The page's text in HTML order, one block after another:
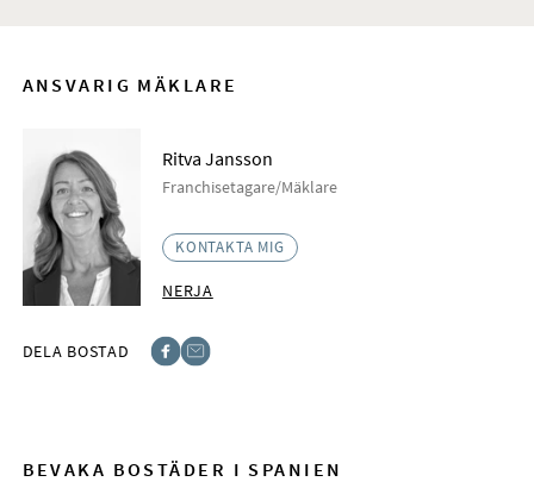
ANSVARIG MÄKLARE
Ritva Jansson
Franchisetagare/Mäklare
KONTAKTA MIG
NERJA
DELA BOSTAD
BEVAKA BOSTÄDER I SPANIEN